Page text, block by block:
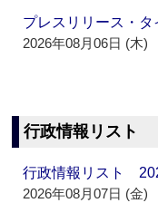
プレスリリース・
2026年08月06日 (木)
行政情報リスト
行政情報リスト
2026年08月07日 (金)